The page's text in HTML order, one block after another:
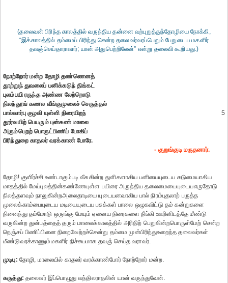
(தலைவன் பிரிந்த காலத்தில் வருந்திய தன்னை வற்புறுத்துந்தோழியை நோக்கி,
“இக்காலத்தில் தம்மைப் பிரிந்து சென்ற தலைவர்வரப்பெறும் பேறுடைய மகளிர்
தவஞ்செய்தாராவார்; யான் அதுபெற்றிலேன்” என்று தலைவி கூறியது.)
நோற்றோர் மன்ற தோழி தண்ணெனத்
தூற்றுந் துவலைப் பனிக்கடுந் திங்கட்
புலம்பயி ரருந்த அண்ண லேற்றொடு
நிலந்தூங் கணல வீங்குமுலைச் செருத்தல்
பால்வார்பு குழவி யுள்ளி நிரையிறந்
5
தூர்வயிற் பெயரும் புன்கண் மாலை
அரும்பெறற் பொருட்பிணிப் போகிப்
பிரிந்துறை காதலர் வரக்காண் போரே.
- குறுங்குடி மருதனார்.
தோழி! குளிர்ச்சி உண்டாகும்படி வீசுகின்ற துளிகளாகிய பனியையுடைய கடுமையாகிய
மாதத்தில் மேய்புலத்தின்கண்ணேயுள்ள பயிரை அருந்திய தலைமையையுடையஎருதோடு
நிலத்தளவும் நாலுகின்றஅலைதாடியை யுடையனவாகிய பால் நிரம்புதலாற் பருத்த
முலைக்காம்பையுடைய மடியையுடைய பசுக்கள் பாலை ஒழுகவிட்டு தம் கன்றுகளை
நினைந்து தம்மோடு ஒருங்கு மேயும் ஏனைய நிரைகளை நீங்கி ஊரினிடத்தே மீண்டு
வருகின்ற துன்பத்தைத் தரும் மாலைக்காலத்தில் அரிதிற் பெறுகின்றபொருள்மேற் சென்ற
நெஞ்சப் பிணிப்பினை நிறைவேற்றச்சென்று தம்மை முன்பிரிந்துஉறைந்த தலைவர்கள்
மீண்டுவரக்காணும்மகளிர் நிச்சயமாக தவஞ் செய்த வராவர்.
முடிபு: தோழி, மாலையில் காதலர் வரக்காண்போர் நோற்றோர் மன்ற.
கருத்து: தலைவர் இப்பொழுது வந்திலராதலின் யான் வருந்துவேன்.